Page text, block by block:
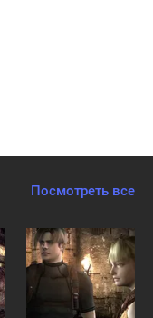
Посмотреть все